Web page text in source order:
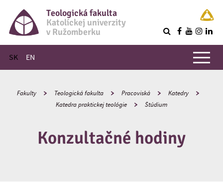
Teologická fakulta
Katolíckej univerzity
v Ružomberku
SK EN
Hlavné menu
Fakulty Teologická fakulta Pracoviská
Katedry
Katedra praktickej teológie
Štúdium
Konzultačné hodiny